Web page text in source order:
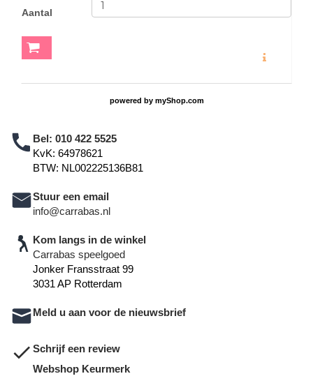
Aantal
powered by myShop.com
Bel: 010 422 5525
KvK: 64978621
BTW: NL002225136B81
Stuur een email
info@carrabas.nl
Kom langs in de winkel
Carrabas speelgoed
Jonker Fransstraat 99
3031 AP Rotterdam
Meld u aan voor de nieuwsbrief
Schrijf een review
Webshop Keurmerk